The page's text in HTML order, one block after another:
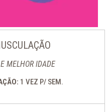
MELHOR IDADE
1 VEZ P/ SEM.